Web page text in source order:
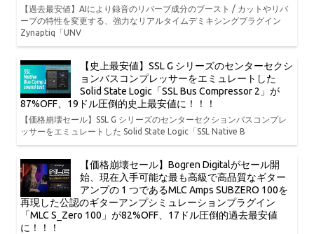
【過去最安値】AIにより録音のリバーブ成分のブースト / カットやリバ
ーブの特性を変更する、強力なリアルタイムデミキシングプラグイン
Zynaptiq「UNV
【史上最安値】SSL G シリーズのセンターセクシ
ョンバスコンプレッサーをエミュレートした
Solid State Logic「SSL Bus Compressor 2」が
87%OFF、19ドル圧倒的史上最安値に！！！
【価格崩壊セール】SSL G シリーズのセンターセクションバスコンプレ
ッサーをエミュレートした Solid State Logic「SSL Native B
【価格崩壊セール】Bogren Digitalがセール開
始、現在入手可能な最も高級で高品質なギター
アンプの 1 つであるMLC Amps SUBZERO 100を
再現した公認のギターアンプシミュレーションプラグイン
「MLC S_Zero 100」が82%OFF、17ドル圧倒的過去最安値
に！！！